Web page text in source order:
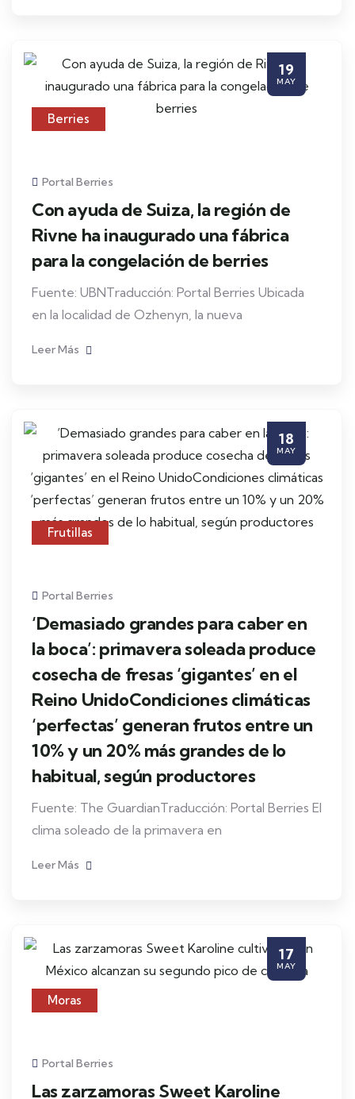
19
MAY
Berries
Portal Berries
Con ayuda de Suiza, la región de
Rivne ha inaugurado una fábrica
para la congelación de berries
Fuente: UBNTraducción: Portal Berries Ubicada
en la localidad de Ozhenyn, la nueva
Leer Más
18
MAY
Frutillas
Portal Berries
‘Demasiado grandes para caber en
la boca’: primavera soleada produce
cosecha de fresas ‘gigantes’ en el
Reino UnidoCondiciones climáticas
‘perfectas’ generan frutos entre un
10% y un 20% más grandes de lo
habitual, según productores
Fuente: The GuardianTraducción: Portal Berries El
clima soleado de la primavera en
Leer Más
17
MAY
Moras
Portal Berries
Las zarzamoras Sweet Karoline